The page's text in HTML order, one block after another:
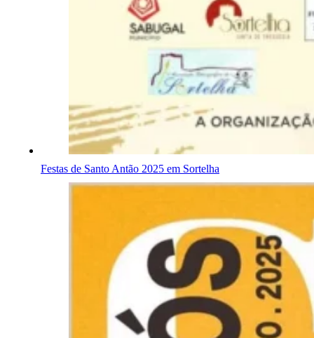
Festas de Santo Antão 2025 em Sortelha